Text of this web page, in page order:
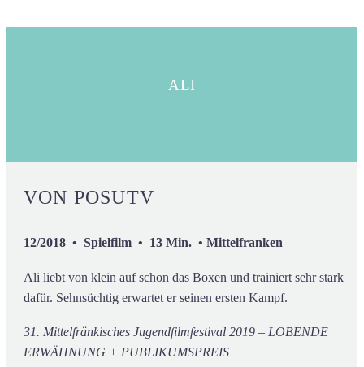
ALI
VON POSUTV
12/2018 • Spielfilm • 13 Min. • Mittelfranken
Ali liebt von klein auf schon das Boxen und trainiert sehr stark
dafür. Sehnsüchtig erwartet er seinen ersten Kampf.
31. Mittelfränkisches Jugendfilmfestival 2019 – LOBENDE
ERWÄHNUNG + PUBLIKUMSPREIS